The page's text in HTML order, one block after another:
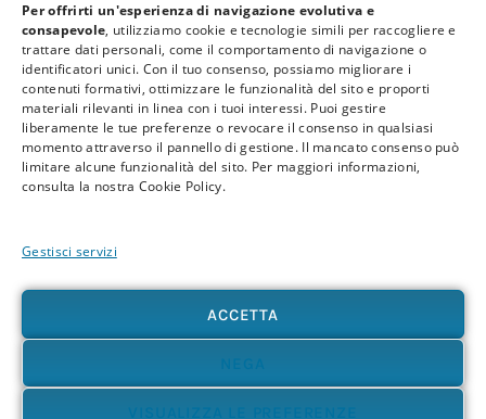
Per offrirti un'esperienza di navigazione evolutiva e
consapevole, utilizziamo cookie e tecnologie simili per raccogliere e
trattare dati personali, come il comportamento di navigazione o
identificatori unici. Con il tuo consenso, possiamo migliorare i
contenuti formativi, ottimizzare le funzionalità del sito e proporti
materiali rilevanti in linea con i tuoi interessi. Puoi gestire
liberamente le tue preferenze o revocare il consenso in qualsiasi
momento attraverso il pannello di gestione. Il mancato consenso può
limitare alcune funzionalità del sito. Per maggiori informazioni,
consulta la nostra Cookie Policy.
Gestisci servizi
ACCETTA
NEGA
VISUALIZZA LE PREFERENZE
Privacy Policy Cookie Policy Termini e Condizioni
© 2026 BioPsicoQuantistica® – Tutti i diritti riservati. Powered byAthena
Company
divulgativi associati alla BioPsicoQuantistica®, non sostituiscono in alcun modo
consulenze, diagnosi o trattamenti medici e psicologici. In presenza di patologie o disturbi
di qualunque natura – fisica, psicologica o emotiva – si raccomanda sempre di rivolgersi al
proprio medico o a un professionista sanitario qualificato. L’utente è pienamente
responsabile delle proprie scelte e dell’uso delle informazioni qui presenti, sollevando
l’autore e i collaboratori del progetto da qualsiasi responsabilità, diretta o indiretta,